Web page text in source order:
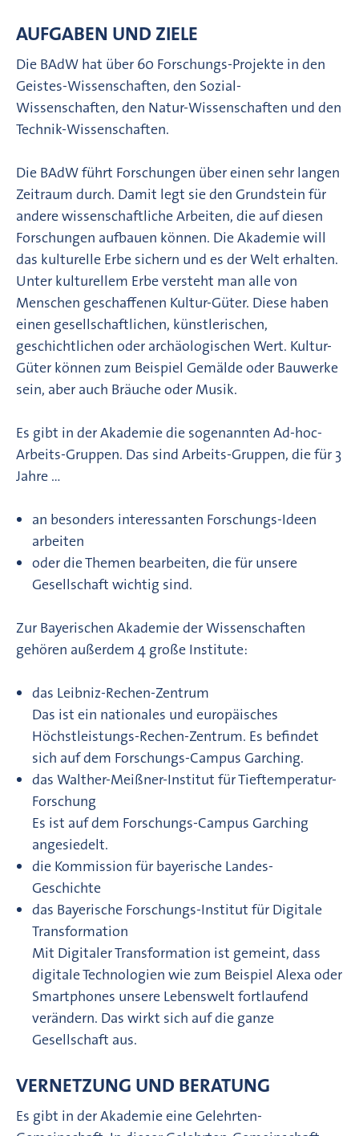
AUFGABEN UND ZIELE
Die BAdW hat über 60 Forschungs-Projekte in den
Geistes-Wissenschaften, den Sozial-
Wissenschaften, den Natur-Wissenschaften und den
Technik-Wissenschaften.
Die BAdW führt Forschungen über einen sehr langen
Zeitraum durch. Damit legt sie den Grundstein für
andere wissenschaftliche Arbeiten, die auf diesen
Forschungen aufbauen können. Die Akademie will
das kulturelle Erbe sichern und es der Welt erhalten.
Unter kulturellem Erbe versteht man alle von
Menschen geschaffenen Kultur-Güter. Diese haben
einen gesellschaftlichen, künstlerischen,
geschichtlichen oder archäologischen Wert. Kultur-
Güter können zum Beispiel Gemälde oder Bauwerke
sein, aber auch Bräuche oder Musik.
Es gibt in der Akademie die sogenannten Ad-hoc-
Arbeits-Gruppen. Das sind Arbeits-Gruppen, die für 3
Jahre …
an besonders interessanten Forschungs-Ideen
arbeiten
oder die Themen bearbeiten, die für unsere
Gesellschaft wichtig sind.
Zur Bayerischen Akademie der Wissenschaften
gehören außerdem 4 große Institute:
das Leibniz-Rechen-Zentrum
Das ist ein nationales und europäisches
Höchstleistungs-Rechen-Zentrum. Es befindet
sich auf dem Forschungs-Campus Garching.
das Walther-Meißner-Institut für Tieftemperatur-
Forschung
Es ist auf dem Forschungs-Campus Garching
angesiedelt.
die Kommission für bayerische Landes-
Geschichte
das Bayerische Forschungs-Institut für Digitale
Transformation
Mit Digitaler Transformation ist gemeint, dass
digitale Technologien wie zum Beispiel Alexa oder
Smartphones unsere Lebenswelt fortlaufend
verändern. Das wirkt sich auf die ganze
Gesellschaft aus.
VERNETZUNG UND BERATUNG
Es gibt in der Akademie eine Gelehrten-